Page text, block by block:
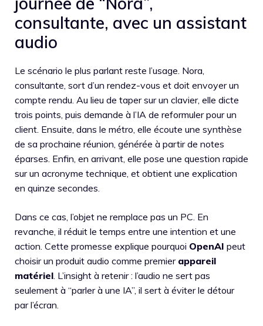
consultante, avec un assistant
audio
Le scénario le plus parlant reste l’usage. Nora,
consultante, sort d’un rendez-vous et doit envoyer un
compte rendu. Au lieu de taper sur un clavier, elle dicte
trois points, puis demande à l’IA de reformuler pour un
client. Ensuite, dans le métro, elle écoute une synthèse
de sa prochaine réunion, générée à partir de notes
éparses. Enfin, en arrivant, elle pose une question rapide
sur un acronyme technique, et obtient une explication
en quinze secondes.
Dans ce cas, l’objet ne remplace pas un PC. En
revanche, il réduit le temps entre une intention et une
action. Cette promesse explique pourquoi OpenAI peut
choisir un produit audio comme premier appareil
matériel. L’insight à retenir : l’audio ne sert pas
seulement à “parler à une IA”, il sert à éviter le détour
par l’écran.